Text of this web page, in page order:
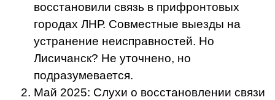
восстановили связь в прифронтовых
городах ЛНР. Совместные выезды на
устранение неисправностей. Но
Лисичанск? Не уточнено, но
подразумевается.
Май 2025: Слухи о восстановлении связи